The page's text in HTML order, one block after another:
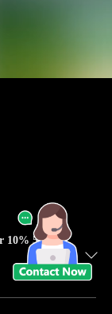
10% 50%